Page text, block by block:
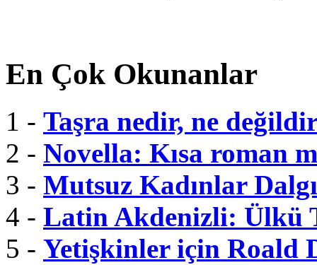
En Çok Okunanlar
1 - Taşra nedir, ne
2 - Novella: Kısa roman
3 - Mutsuz Kadınlar
4 - Latin Akdenizli: Ülkü
5 - Yetişkinler için Roald